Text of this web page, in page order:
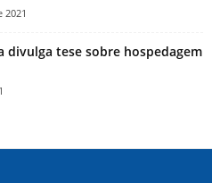
2021
tese sobre hospedagem